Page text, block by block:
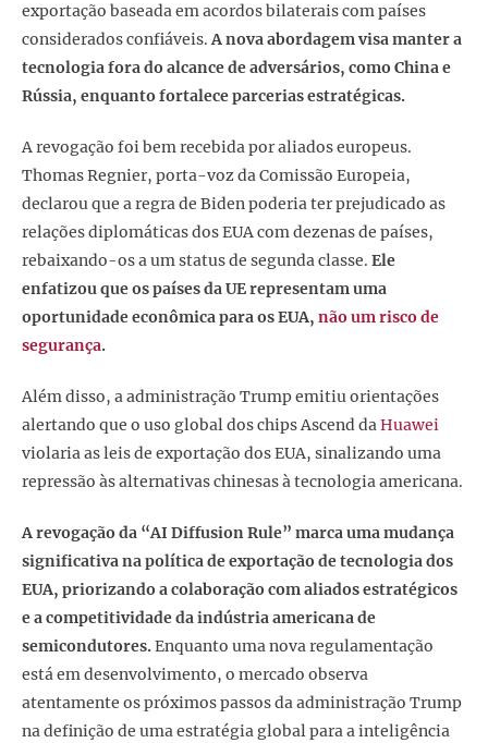
exportação baseada em acordos bilaterais com países
considerados confiáveis.A nova abordagem visa manter a
tecnologia fora do alcance de adversários, como China e
Rússia, enquanto fortalece parcerias estratégicas.
A revogação foi bem recebida por aliados europeus.
Thomas Regnier, porta-voz da Comissão Europeia,
declarou que a regra de Biden poderia ter prejudicado as
relações diplomáticas dos EUA com dezenas de países,
rebaixando-os a um status de segunda classe. Ele
enfatizou que os países da UE representam uma
oportunidade econômica para os EUA, não um risco de
segurança.
Além disso, a administração Trump emitiu orientações
alertando que o uso global dos chips Ascend daHuawei
violaria as leis de exportação dos EUA, sinalizando uma
repressão às alternativas chinesas à tecnologia americana.
A revogação da “AI Diffusion Rule” marca uma mudança
significativa na política de exportação de tecnologia dos
EUA, priorizando a colaboração com aliados estratégicos
e a competitividade da indústria americana de
semicondutores.Enquanto uma nova regulamentação
está em desenvolvimento, o mercado observa
atentamente os próximos passos da administração Trump
na definição de uma estratégia global para a inteligência